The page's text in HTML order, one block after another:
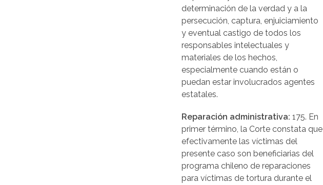
determinación de la verdad y a la
persecución, captura, enjuiciamiento
y eventual castigo de todos los
responsables intelectuales y
materiales de los hechos,
especialmente cuando están o
puedan estar involucrados agentes
estatales.
Reparación administrativa: 175. En
primer término, la Corte constata que
efectivamente las víctimas del
presente caso son beneficiarias del
programa chileno de reparaciones
para víctimas de tortura durante el